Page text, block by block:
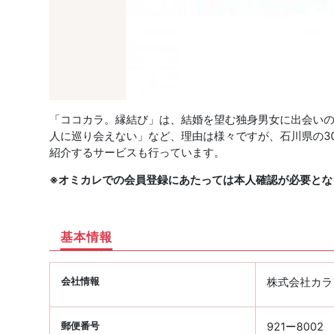
「ココカラ。縁結び」は、結婚を望む独身男女に出会
人に巡り会えない」など、理由は様々ですが、石川県
紹介するサービスも行っています。
※オミカレでの会員登録にあたっては本人確認が必要とな
基本情報
会社情報 株式会社カ
郵便番号 921ー8002